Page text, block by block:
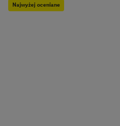
Najwyżej oceniane